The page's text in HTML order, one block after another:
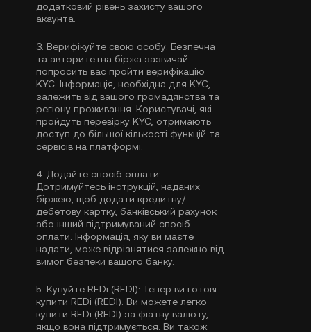
додатковий рівень захисту вашого
акаунта.
3. Верифікуйте свою особу: Безпечна
та авторитетна біржа зазвичай
попросить вас пройти верифікацію
KYC . Інформація, необхідна для KYC,
залежить від вашого громадянства та
регіону проживання. Користувачі, які
пройдуть перевірку KYC, отримають
доступ до більшої кількості функцій та
сервісів на платформі.
4. Додайте спосіб оплати:
Дотримуйтесь інструкцій, наданих
біржею, щоб додати кредитну/
дебетову картку, банківський рахунок
або інший підтримуваний спосіб
оплати. Інформація, яку ви маєте
надати, може відрізнятися залежно від
вимог безпеки вашого банку.
5. Купуйте REDi (REDI): Тепер ви готові
купити REDi (REDI). Ви можете легко
купити REDi (REDI) за фіатну валюту,
якщо вона підтримується. Ви також